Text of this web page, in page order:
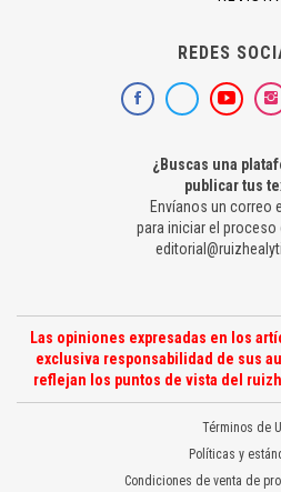
REDES
¿Buscas una
publicar tus
Envíanos un correo
para iniciar el proceso
Las opiniones expresadas en los
exclusiva responsabilidad de sus
reflejan los puntos de vista del
Términos de
Políticas y
Condiciones de venta de